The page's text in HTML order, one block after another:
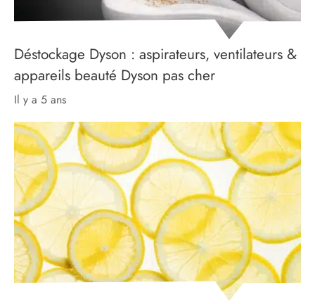
Déstockage Dyson : aspirateurs, ventilateurs &
appareils beauté Dyson pas cher
il y a 5 ans